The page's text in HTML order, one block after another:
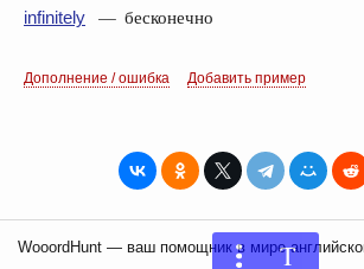
infinitely — бесконечно
Дополнение / ошибка Добавить пример
WooordHunt — ваш помощник в мире T